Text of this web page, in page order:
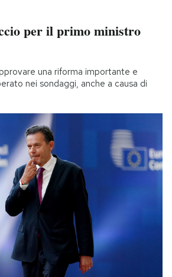
per il primo ministro
una riforma importante e
nei sondaggi, anche a causa di